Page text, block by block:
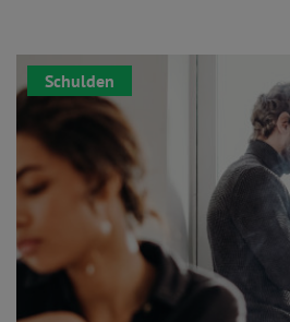
Schulden